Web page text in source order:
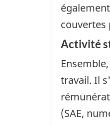
couvertes
Activité
travail. Il
(SAE,